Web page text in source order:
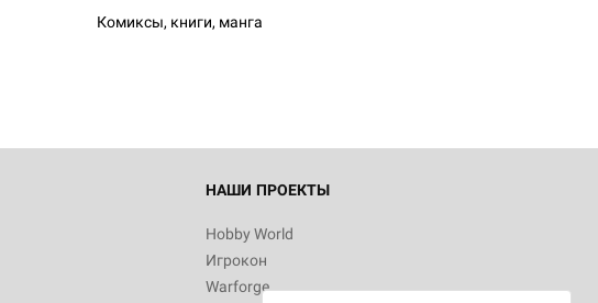
Комиксы, книги, манга
НАШИ ПРОЕКТЫ
Hobby World
Игрокон
Warforge
Hobby World Берсерк.